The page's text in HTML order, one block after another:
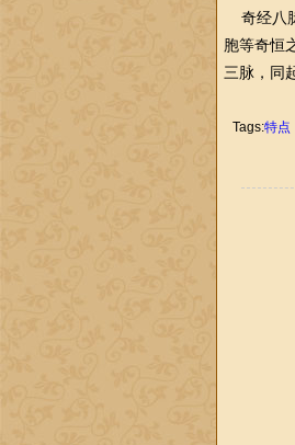
奇经八
胞等奇恒
三脉，同
Tags:特点